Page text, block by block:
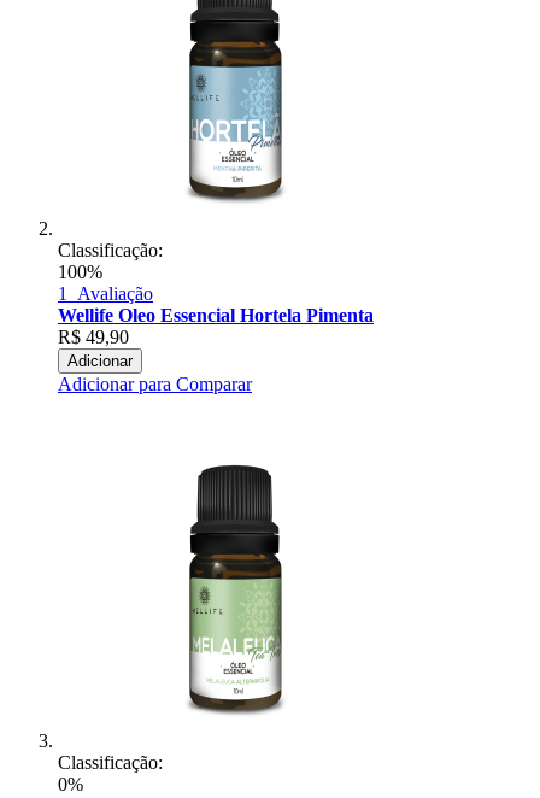
Classificação:
100%
1 Avaliação
Wellife Oleo Essencial Hortela Pimenta
R$ 49,90
Adicionar
Adicionar para Comparar
Classificação:
0%